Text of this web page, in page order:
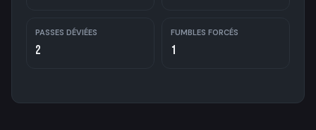
PASSES DÉVIÉES
2
FUMBLES FORCÉS
1